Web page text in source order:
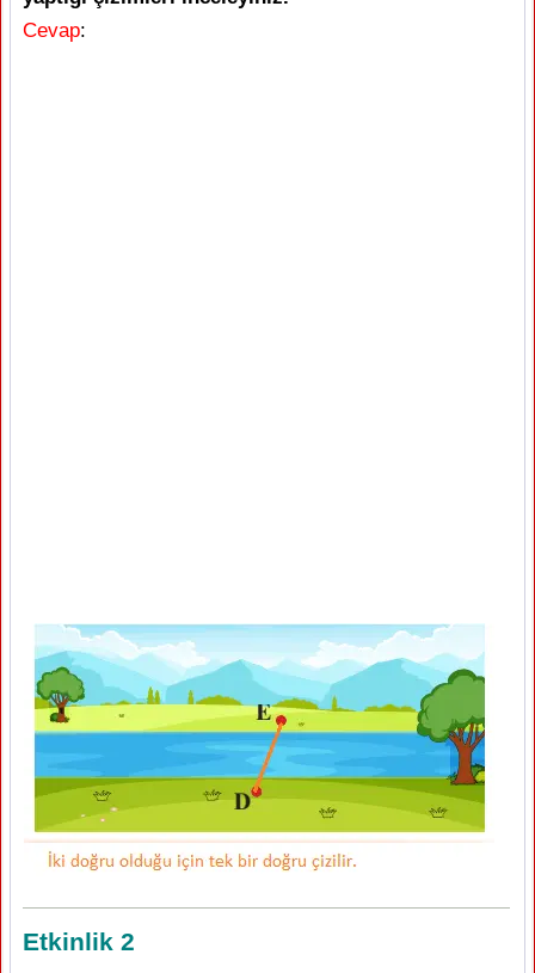
Cevap:
Etkinlik 2